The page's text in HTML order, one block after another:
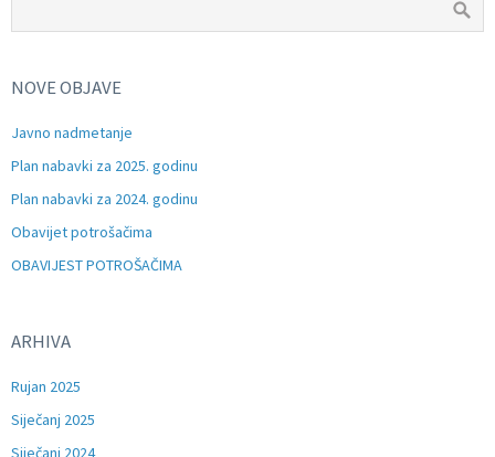
NOVE OBJAVE
Javno nadmetanje
Plan nabavki za 2025. godinu
Plan nabavki za 2024. godinu
Obavijet potrošačima
OBAVIJEST POTROŠAČIMA
ARHIVA
Rujan 2025
Siječanj 2025
Siječanj 2024